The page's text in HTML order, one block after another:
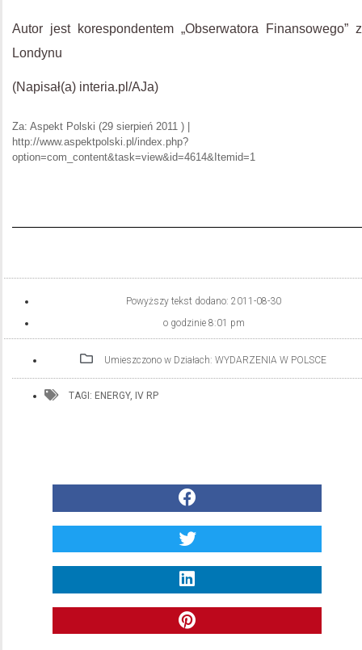
Autor jest korespondentem „Obserwatora Finansowego” z
Londynu
(Napisał(a) interia.pl/AJa)
Za: Aspekt Polski (29 sierpień 2011 ) |
http://www.aspektpolski.pl/index.php?
option=com_content&task=view&id=4614&Itemid=1
Powyższy tekst dodano: 2011-08-30
o godzinie 8:01 pm
Umieszczono w Działach: WYDARZENIA W POLSCE
TAGI: ENERGY, IV RP